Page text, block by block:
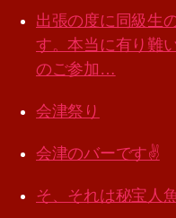
出張の度に同級生
す。本当に有り難
のご参加…
会津祭り
会津のバーです✌️
そ、それは秘宝人